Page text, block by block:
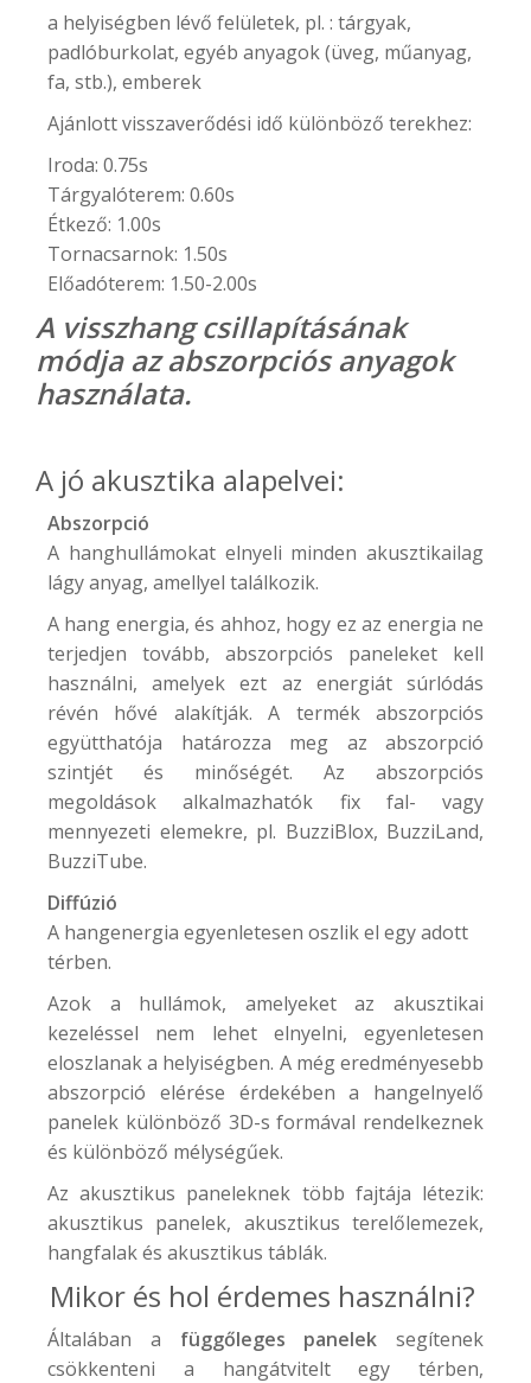
a helyiségben lévő felületek, pl. : tárgyak,
padlóburkolat, egyéb anyagok (üveg, műanyag,
fa, stb.), emberek
Ajánlott visszaverődési idő különböző terekhez:
Iroda: 0.75s
Tárgyalóterem: 0.60s
Étkező: 1.00s
Tornacsarnok: 1.50s
Előadóterem: 1.50-2.00s
A visszhang csillapításának
módja az abszorpciós anyagok
használata.
A jó akusztika alapelvei:
Abszorpció
A hanghullámokat elnyeli minden akusztikailag
lágy anyag, amellyel találkozik.
A hang energia, és ahhoz, hogy ez az energia ne
terjedjen tovább, abszorpciós paneleket kell
használni, amelyek ezt az energiát súrlódás
révén hővé alakítják. A termék abszorpciós
együtthatója határozza meg az abszorpció
szintjét és minőségét. Az abszorpciós
megoldások alkalmazhatók fix fal- vagy
mennyezeti elemekre, pl. BuzziBlox, BuzziLand,
BuzziTube.
Diffúzió
A hangenergia egyenletesen oszlik el egy adott
térben.
Azok a hullámok, amelyeket az akusztikai
kezeléssel nem lehet elnyelni, egyenletesen
eloszlanak a helyiségben. A még eredményesebb
abszorpció elérése érdekében a hangelnyelő
panelek különböző 3D-s formával rendelkeznek
és különböző mélységűek.
Az akusztikus paneleknek több fajtája létezik:
akusztikus panelek, akusztikus terelőlemezek,
hangfalak és akusztikus táblák.
Mikor és hol érdemes használni?
Általában a függőleges panelek segítenek
csökkenteni a hangátvitelt egy térben,